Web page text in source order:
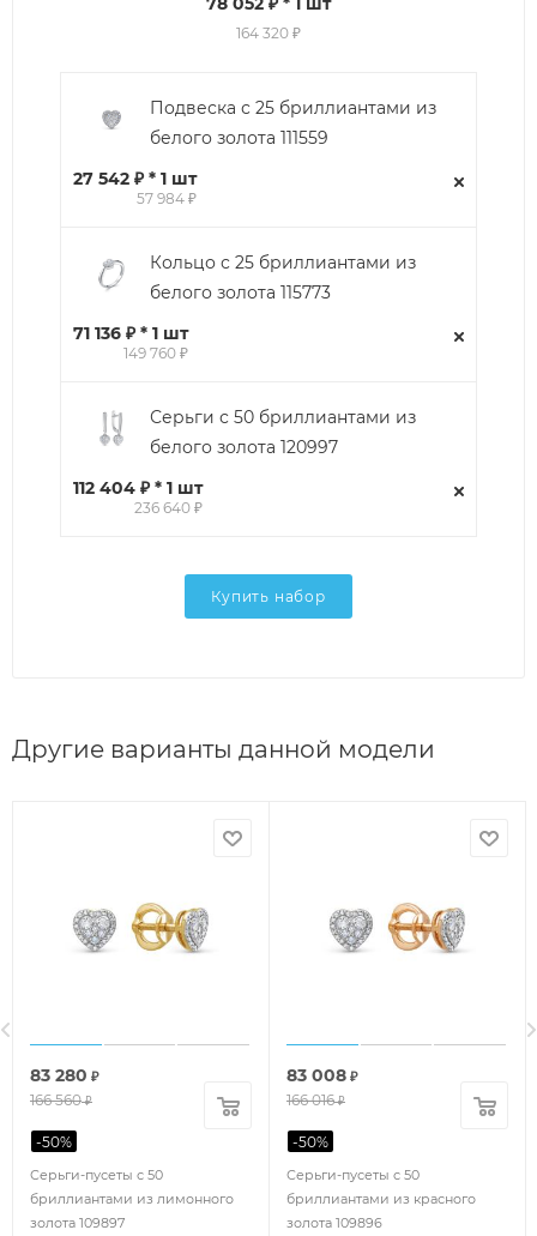
164 320 ₽
Подвеска с 25 бриллиантами из
белого золота 111559
27 542 ₽ * 1 шт
57 984 ₽
Кольцо с 25 бриллиантами из
белого золота 115773
71 136 ₽ * 1 шт
149 760 ₽
Серьги с 50 бриллиантами из
белого золота 120997
112 404 ₽ * 1 шт
236 640 ₽
Купить набор
Другие варианты данной модели
Серьги-пусеты с 50
бриллиантами из лимонного
золота 109897
83 280 ₽
166 560₽
-50%
Серьги-пусеты с 50
бриллиантами из красного
золота 109896
83 008 ₽
166 016₽
-50%